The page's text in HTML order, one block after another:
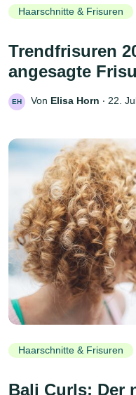
Haarschnitte & Frisuren
Trendfrisuren
angesagte
EH Von Elisa Horn ‧ 22.
Haarschnitte & Frisuren
Bali Curls: Der